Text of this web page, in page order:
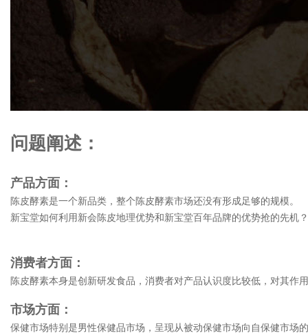
问题阐述：
产品方面：
陈皮酵素是一个新品类，整个陈皮酵素市场还没有形成足够的规模。
新宝堂如何利用新会陈皮地理优势和新宝堂百年品牌的优势抢的先机？
消费者方面：
陈皮酵素本身是创新研发食品，消费者对产品认识度比较低，对其
市场方面：
保健市场特别是男性保健品市场，呈现从被动保健市场向自保健市场